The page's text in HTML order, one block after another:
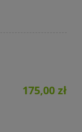
175,00 zł